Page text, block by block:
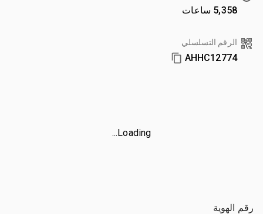
5,358 ساعات
الرقم التسلسلي
AHHC12774
Loading...
رقم الهوية